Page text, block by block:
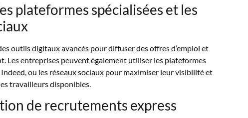
plateformes spécialisées et les
outils digitaux avancés pour diffuser des offres d’emploi et
Les entreprises peuvent également utiliser les plateformes
ou les réseaux sociaux pour maximiser leur visibilité et
travailleurs disponibles.
de recrutements express